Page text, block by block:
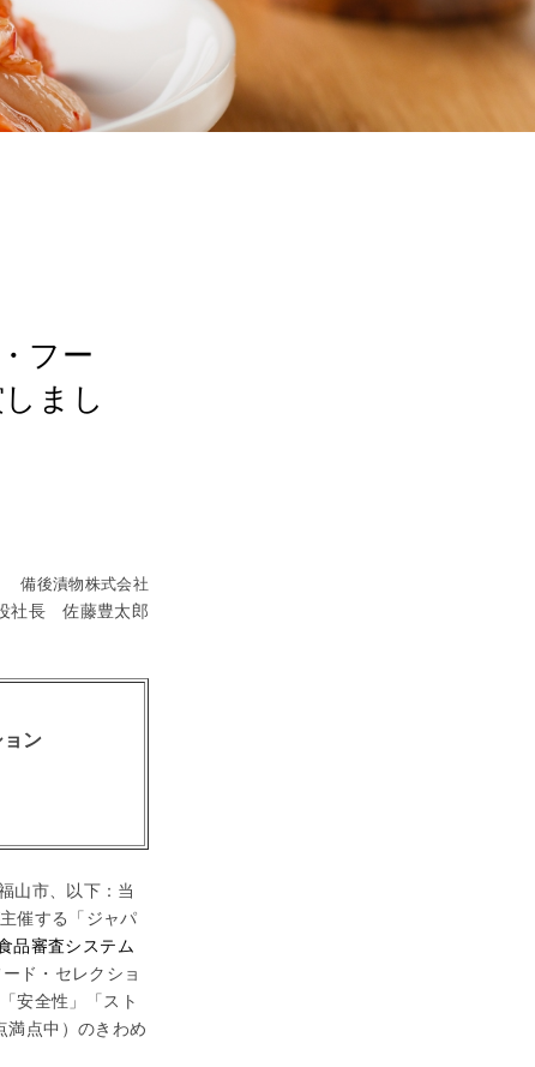
フー
まし
後漬物株式会社
社長 佐藤豊太郎
ン
山市、以下：当
催する「ジャパ
品審査システム
ド・セレクショ
安全性」「スト
満点中）のきわめ